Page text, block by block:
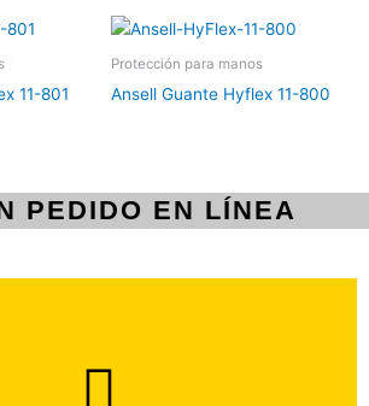
11-801
Protección para manos
Ansell Guante Hyflex 11-800
PEDIDO EN LÍNEA